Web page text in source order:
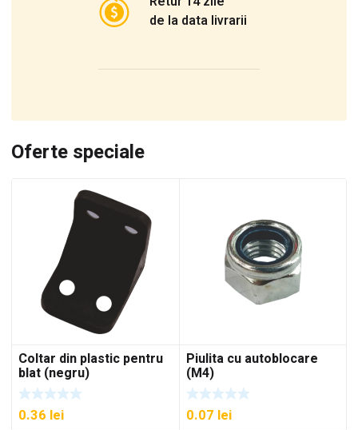
de la data livrarii
Oferte speciale
Coltar din plastic pentru
blat (negru)
0.36 lei
Piulita cu autoblocare
(M4)
0.07 lei